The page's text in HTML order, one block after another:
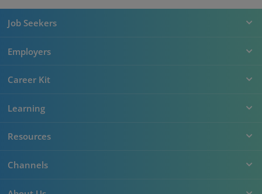
Job Seekers
Employers
Career Kit
Learning
Resources
Channels